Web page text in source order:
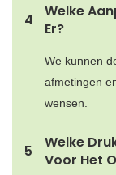
4
Welke
Er?
We kunnen
afmetingen
wensen.
5
Welke
Voor Het